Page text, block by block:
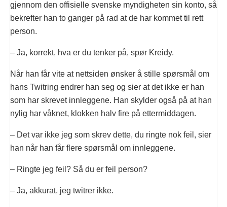
gjennom den offisielle svenske myndigheten sin konto, så
bekrefter han to ganger på rad at de har kommet til rett
person.
– Ja, korrekt, hva er du tenker på, spør Kreidy.
Når han får vite at nettsiden ønsker å stille spørsmål om
hans Twitring endrer han seg og sier at det ikke er han
som har skrevet innleggene. Han skylder også på at han
nylig har våknet, klokken halv fire på ettermiddagen.
– Det var ikke jeg som skrev dette, du ringte nok feil, sier
han når han får flere spørsmål om innleggene.
– Ringte jeg feil? Så du er feil person?
– Ja, akkurat, jeg twitrer ikke.